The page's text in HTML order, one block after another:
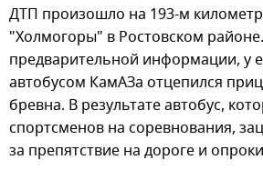
ДТП произошло на 193-м
"Холмогоры" в Ростовском
предварительной информации, у
автобусом КамАЗа отцепился
бревна. В результате автобус,
спортсменов на соревнования,
за препятствие на дороге и